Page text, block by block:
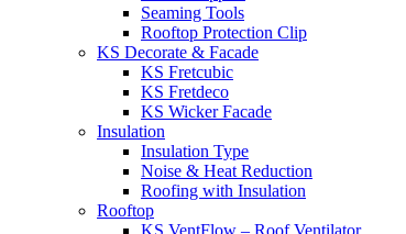
Seaming Tools
Rooftop Protection Clip
KS Decorate & Facade
KS Fretcubic
KS Fretdeco
KS Wicker Facade
Insulation
Insulation Type
Noise & Heat Reduction
Roofing with Insulation
Rooftop
KS VentFlow – Roof Ventilator